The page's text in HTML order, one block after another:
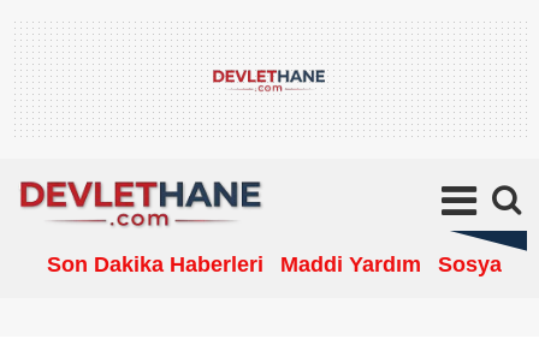
Son Dakika Haberleri Maddi Yardım Sosyal